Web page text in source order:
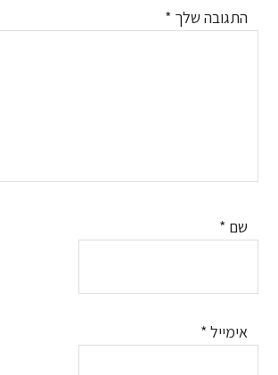
התגובה שלך *
שם *
אימייל *